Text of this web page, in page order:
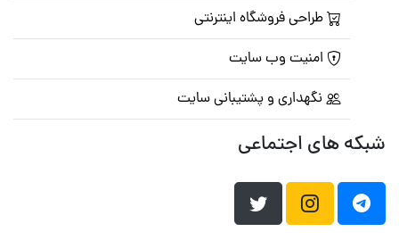
طراحی فروشگاه اینترنتی
امنیت وب سایت
نگهداری و پشتیبانی سایت
شبکه های اجتماعی